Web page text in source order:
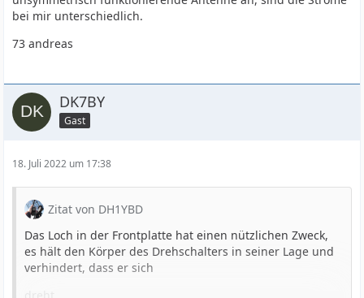
bei mir unterschiedlich.
73 andreas
DK7BY
Gast
18. Juli 2022 um 17:38
Zitat von DH1YBD
Das Loch in der Frontplatte hat einen nützlichen Zweck,
es hält den Körper des Drehschalters in seiner Lage und
verhindert, dass er sich